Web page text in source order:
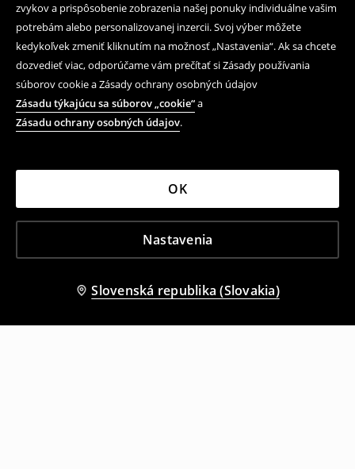
zvykov a prispôsobenie zobrazenia našej ponuky individuálne vašim
potrebám alebo personalizovanej inzercii. Svoj výber môžete
kedykoľvek zmeniť kliknutím na možnosť „Nastavenia“. Ak sa chcete
dozvedieť viac, odporúčame vám prečítať si Zásady používania
súborov cookie a Zásady ochrany osobných údajov
Zásadu týkajúcu sa súborov „cookie“a
Zásadu ochrany osobných údajov.
Nastavenia
OK
Slovenská republika (Slovakia)